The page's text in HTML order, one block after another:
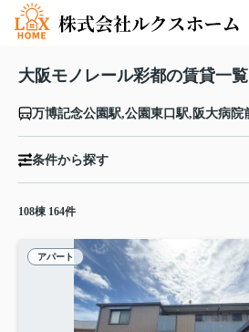
大阪モノレール彩都の賃貸一覧
条件から探す
108棟 164件
アパート